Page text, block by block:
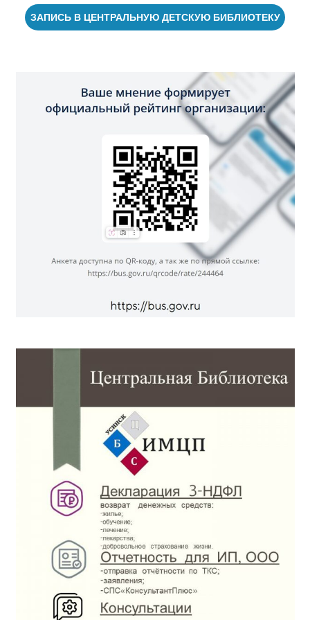
ЗАПИСЬ В ЦЕНТРАЛЬНУЮ ДЕТСКУЮ БИБЛИОТЕКУ